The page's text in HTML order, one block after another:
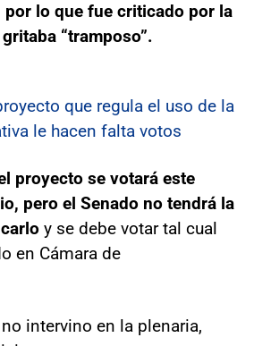
por lo que fue criticado por la
“tramposo”.
que regula el uso de la
le hacen falta votos
proyecto se votará este
pero el Senado no tendrá la
y se debe votar tal cual
en Cámara de
intervino en la plenaria,